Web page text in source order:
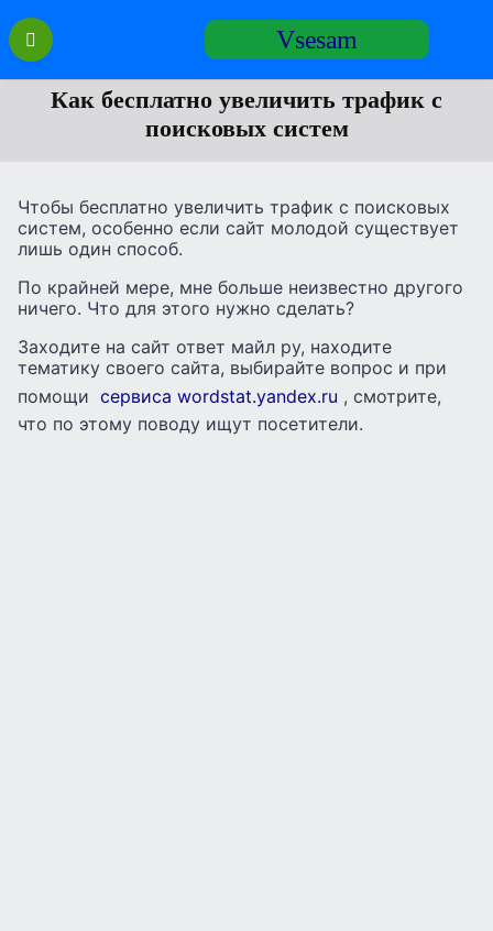
Перейти
содержанию
Vsesam
Как бесплатно увеличить трафик с
поисковых систем
Чтобы бесплатно увеличить трафик с поисковых
систем, особенно если сайт молодой существует
лишь один способ.
По крайней мере, мне больше неизвестно другого
ничего. Что для этого нужно сделать?
Заходите на сайт ответ майл ру, находите
тематику своего сайта, выбирайте вопрос и при
помощи сервиса wordstat.yandex.ru , смотрите,
что по этому поводу ищут посетители.